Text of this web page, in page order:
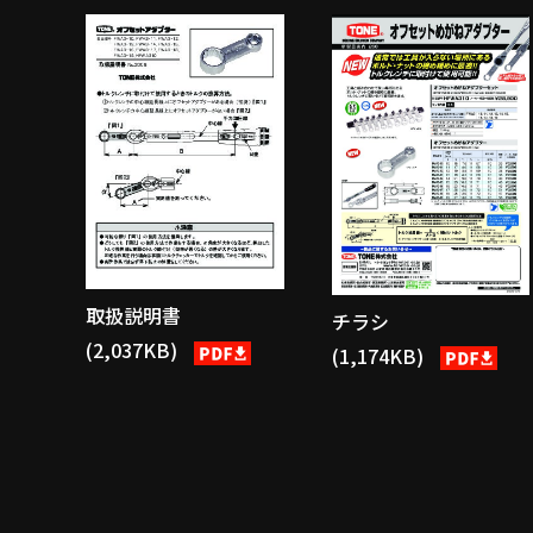
取扱説明書
(2,037KB)
チラシ
(1,174KB)